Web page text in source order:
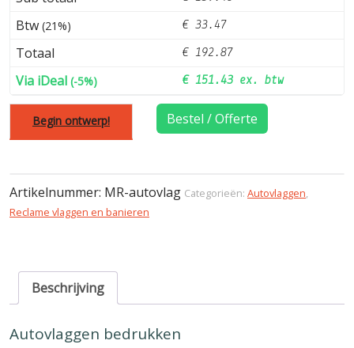
Btw (21%) € 33.47
Totaal € 192.87
Via iDeal (-5%) € 151.43 ex. btw
Begin ontwerp! Bestel / Offerte
Artikelnummer: MR-autovlag Categorieën: Autovlaggen,
Reclame vlaggen en banieren
Beschrijving
Autovlaggen bedrukken